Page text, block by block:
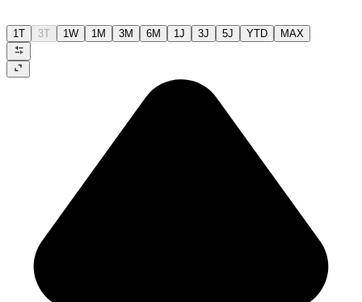
1T 3T 1W 1M 3M 6M 1J 3J 5J YTD MAX